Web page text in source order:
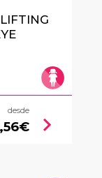
desde
chevron_right